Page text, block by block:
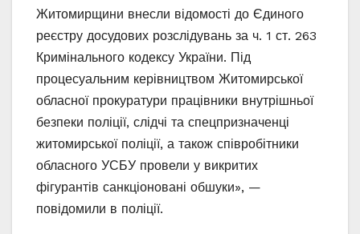
Житомирщини внесли відомості до Єдиного
реєстру досудових розслідувань за ч. 1 ст. 263
Кримінального кодексу України. Під
процесуальним керівництвом Житомирської
обласної прокуратури працівники внутрішньої
безпеки поліції, слідчі та спецпризначенці
житомирської поліції, а також співробітники
обласного УСБУ провели у викритих
фігурантів санкціоновані обшуки», —
повідомили в поліції.